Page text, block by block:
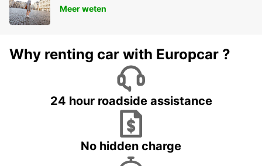
Meer weten
Why renting car with Europcar ?
24 hour roadside assistance
No hidden charge